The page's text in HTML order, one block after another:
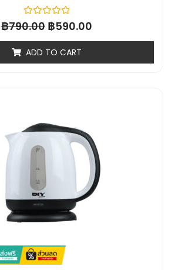
Rated
0
5
฿790.00 ฿590.00
ADD TO CART